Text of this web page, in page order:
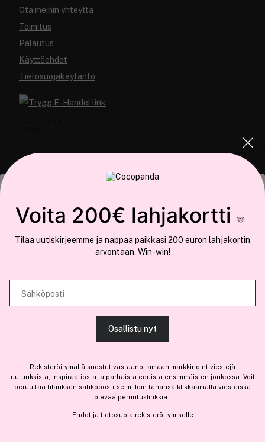
Tämä sivusto käyttää evästeitä
Käytämme evästeitä tarjoamamme sisällön ja mainosten
räätälöimiseen, sosiaalisen median ominaisuuksien tukemiseen ja
käytät sivustoamme. Kumppanimme voivat yhdistää näitä tietoja muihin
Ota meihin yhteyttä
Toimitus
Palautus
Käyttöehdot
Tietosuojakäytäntö
Meistä
Olemme osaBrandsdal Group AS
Jos haluat henkilökohtaista neuvoa ammattitason hiustuotteista,
Voita 200€ lahjakortti 🩷
Tilaa uutiskirjeemme ja nappaa paikkasi 200 euron lahjakortin
arvontaan. Win-win!
Sähköposti
Osallistu nyt
Rekisteröitymällä suostut vastaanottamaan markkinointiviestejä
uutuuksista, inspiraatiosta ja parhaista eduista ensimmäisten joukossa. Voit
peruuttaa tilauksen sähköpostitse milloin tahansa klikkaamalla viesteissä
olevaa peruutuslinkkiä.
Ehdotja tietosuoja rekisteröitymiselle